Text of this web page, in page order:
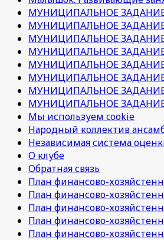
МУНИЦИПАЛЬНОЕ
МУНИЦИПАЛЬНОЕ
МУНИЦИПАЛЬНОЕ
МУНИЦИПАЛЬНОЕ
МУНИЦИПАЛЬНОЕ
МУНИЦИПАЛЬНОЕ
МУНИЦИПАЛЬНОЕ
МУНИЦИПАЛЬНОЕ
Мы используем cookie
Народный коллектив
Независимая система
О клубе
Обратная связь
План финансово-
План финансово-
План финансово-
План финансово-
План финансово-